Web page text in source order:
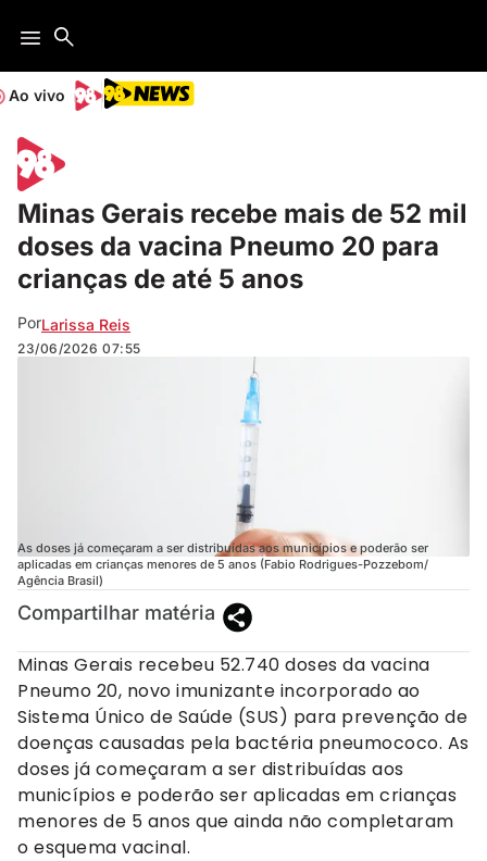
Ao vivo
Minas Gerais recebe mais de 52 mil
doses da vacina Pneumo 20 para
crianças de até 5 anos
PorLarissa Reis
23/06/2026 07:55
As doses já começaram a ser distribuídas aos municípios e poderão ser
aplicadas em crianças menores de 5 anos (Fabio Rodrigues-Pozzebom/
Agência Brasil)
Compartilhar matéria
Minas Gerais recebeu 52.740 doses da vacina
Pneumo 20, novo imunizante incorporado ao
Sistema Único de Saúde (SUS) para prevenção de
doenças causadas pela bactéria pneumococo. As
doses já começaram a ser distribuídas aos
municípios e poderão ser aplicadas em crianças
menores de 5 anos que ainda não completaram
o esquema vacinal.